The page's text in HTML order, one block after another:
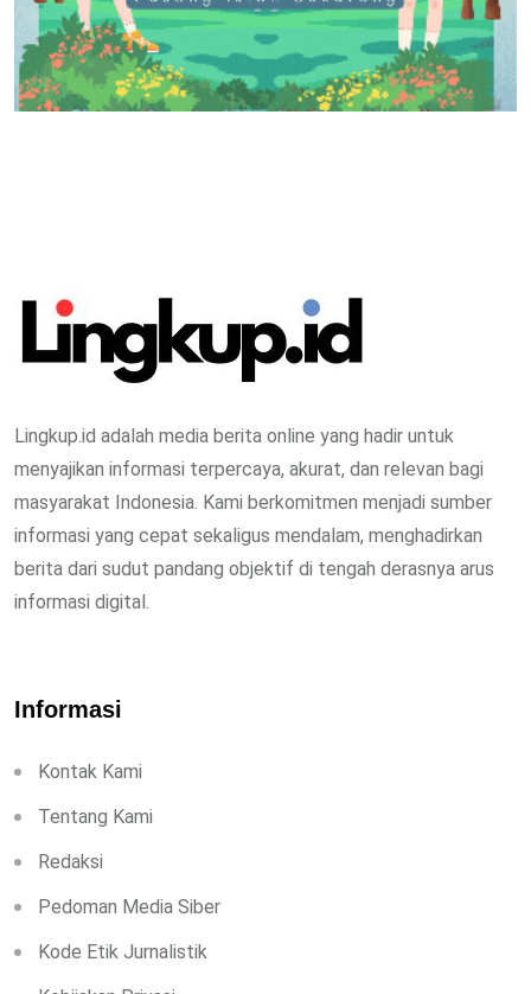
Lingkup.id adalah media berita online yang hadir untuk
menyajikan informasi terpercaya, akurat, dan relevan bagi
masyarakat Indonesia. Kami berkomitmen menjadi sumber
informasi yang cepat sekaligus mendalam, menghadirkan
berita dari sudut pandang objektif di tengah derasnya arus
informasi digital.
Informasi
Kontak Kami
Tentang Kami
Redaksi
Pedoman Media Siber
Kode Etik Jurnalistik